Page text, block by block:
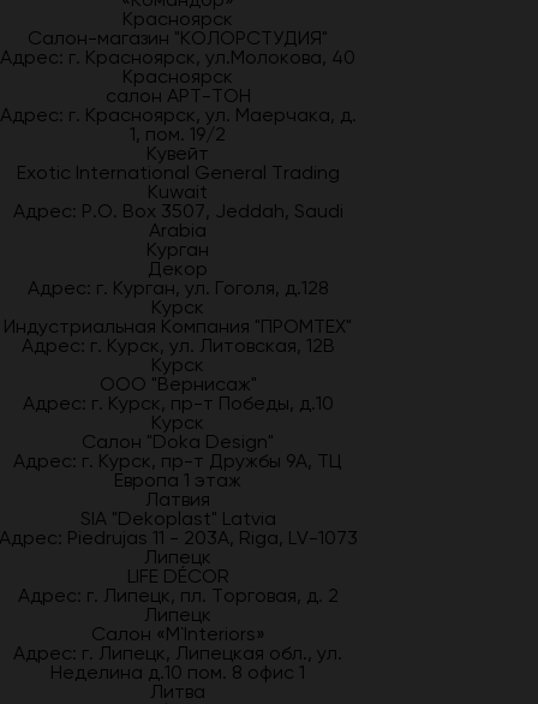
Красноярск
Салон-магазин "КОЛОРСТУДИЯ"
Адрес: г. Красноярск, ул.Молокова, 40
Красноярск
салон АРТ-ТОН
Адрес: г. Красноярск, ул. Маерчака, д.
1, пом. 19/2
Кувейт
Exotic International General Trading
Kuwait
Адрес: P.O. Box 3507, Jeddah, Saudi
Arabia
Курган
Декор
Адрес: г. Курган, ул. Гоголя, д.128
Курск
Индустриальная Компания "ПРОМТЕХ"
Адрес: г. Курск, ул. Литовская, 12В
Курск
ООО "Вернисаж"
Адрес: г. Курск, пр-т Победы, д.10
Курск
Салон "Doka Design"
Адрес: г. Курск, пр-т Дружбы 9А, ТЦ
Европа 1 этаж
Латвия
SIA "Dekoplast" Latvia
Piedrujas 11 - 203A, Riga, LV-1073
Липецк
LIFE DÉCOR
Адрес: г. Липецк, пл. Торговая, д. 2
Липецк
Салон «M`Interiors»
Адрес: г. Липецк, Липецкая обл., ул.
Неделина д.10 пом. 8 офис 1
Литва